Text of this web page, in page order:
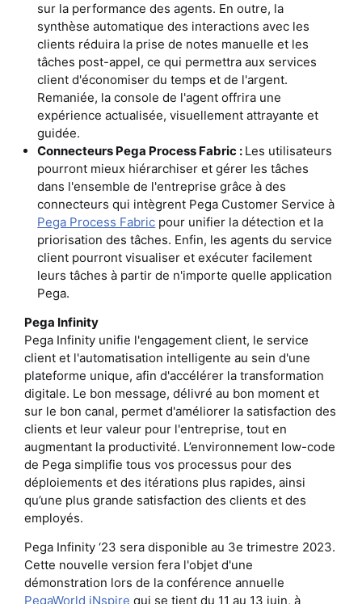
sur la performance des agents. En outre, la
synthèse automatique des interactions avec les
clients réduira la prise de notes manuelle et les
tâches post-appel, ce qui permettra aux services
client d'économiser du temps et de l'argent.
Remaniée, la console de l'agent offrira une
expérience actualisée, visuellement attrayante et
guidée.
Connecteurs Pega Process Fabric : Les utilisateurs
pourront mieux hiérarchiser et gérer les tâches
dans l'ensemble de l'entreprise grâce à des
connecteurs qui intègrent Pega Customer Service à
Pega Process Fabric pour unifier la détection et la
priorisation des tâches. Enfin, les agents du service
client pourront visualiser et exécuter facilement
leurs tâches à partir de n'importe quelle application
Pega.
Pega Infinity
Pega Infinity unifie l'engagement client, le service
client et l'automatisation intelligente au sein d'une
plateforme unique, afin d'accélérer la transformation
digitale. Le bon message, délivré au bon moment et
sur le bon canal, permet d'améliorer la satisfaction des
clients et leur valeur pour l'entreprise, tout en
augmentant la productivité. L’environnement low-code
de Pega simplifie tous vos processus pour des
déploiements et des itérations plus rapides, ainsi
qu’une plus grande satisfaction des clients et des
employés.
Pega Infinity ‘23 sera disponible au 3e trimestre 2023.
Cette nouvelle version fera l'objet d'une
démonstration lors de la conférence annuelle
PegaWorld iNspire qui se tient du 11 au 13 juin, à